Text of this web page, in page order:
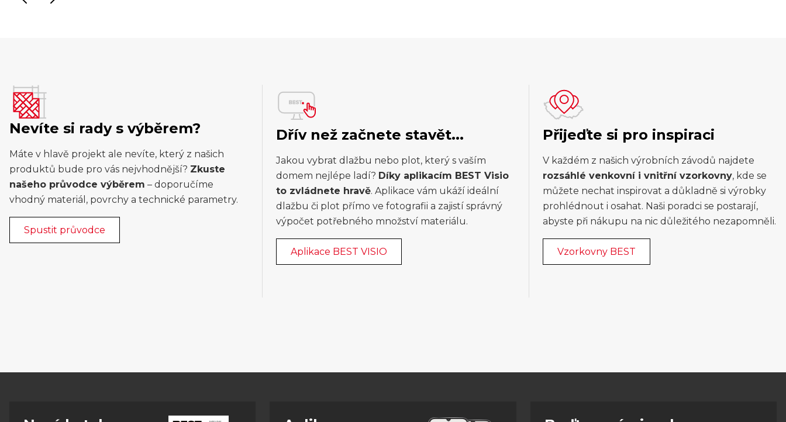
Nevíte si rady s výběrem?
Máte v hlavě projekt ale nevíte, který z našich
produktů bude pro vás nejvhodnější? Zkuste
našeho průvodce výběrem – doporučíme
vhodný materiál, povrchy a technické parametry.
Spustit průvodce
Dřív než začnete stavět...
Jakou vybrat dlažbu nebo plot, který s vaším
domem nejlépe ladí? Díky aplikacím BEST Visio
to zvládnete hravě. Aplikace vám ukáží ideální
dlažbu či plot přímo ve fotografii a zajistí správný
výpočet potřebného množství materiálu.
Aplikace BEST VISIO
Přijeďte si pro inspiraci
V každém z našich výrobních závodů najdete
rozsáhlé venkovní i vnitřní vzorkovny, kde se
můžete nechat inspirovat a důkladně si výrobky
prohlédnout i osahat. Naši poradci se postarají,
abyste při nákupu na nic důležitého nezapomněli.
Vzorkovny BEST